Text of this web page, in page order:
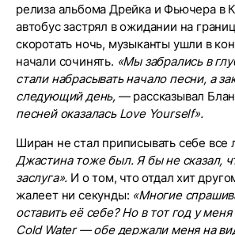
релиза альбома Дрейка и Фьючера в
автобус застрял в ожидании на
скоротать ночь, музыканты ушли в
начали сочинять. «Мы забрались в
стали набрасывать начало песни, а
следующий день, — рассказывал
песней оказалась Love Yourself».
Ширан не стал приписывать себе все
Джастина тоже был. Я бы не сказал,
заслуга». И о том, что отдал хит
жалеет ни секунды: «Многие
оставить её себе? Но в тот год у
Cold Water — обе держали меня на